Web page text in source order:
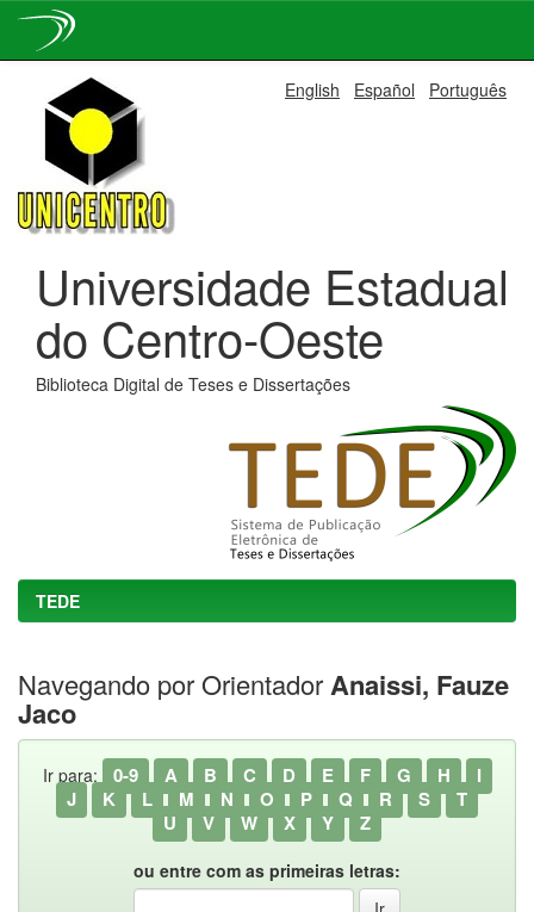
navigation
English Español Português
Universidade Estadual
do Centro-Oeste
Biblioteca Digital de Teses e Dissertações
TEDE
Navegando por OrientadorAnaissi, Fauze
Jaco
Ir para: 0-9 A B C D E F G H
I
J
K L M N O P Q R S
T
U
V W X Y Z
ou entre com as primeiras letras: